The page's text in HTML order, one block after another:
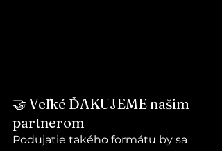
🤝 Veľké ĎAKUJEME našim
partnerom
Podujatie takého formátu by sa